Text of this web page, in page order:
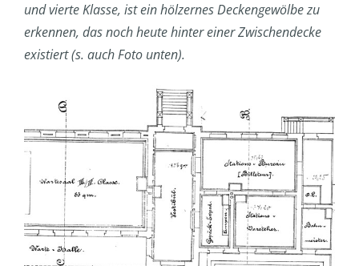
und vierte Klasse, ist ein hölzernes Deckengewölbe zu
erkennen, das noch heute hinter einer Zwischendecke
existiert (s. auch Foto unten).